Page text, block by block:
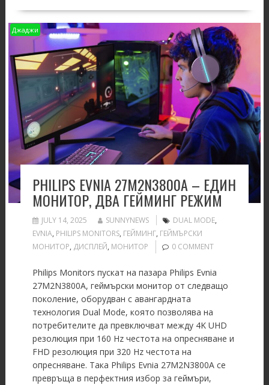
Джаджи
PHILIPS EVNIA 27M2N3800A – EДИН
МОНИТОР, ДВА ГЕЙМИНГ РЕЖИМ
JULY 14, 2025 SUNNYNEWS DUAL MODE,
EVNIA, PHILIPS MONITORS, ГЕЙМИНГ, ГЕЙМЪРСКИ
МОНИТОР, ДИСПЛЕЙ, МОНИТОР 0 COMMENT
Philips Monitors пускат на пазара Philips Evnia
27M2N3800A, геймърски монитор от следващо
поколение, оборудван с авангардната
технология Dual Mode, която позволява на
потребителите да превключват между 4K UHD
резолюция при 160 Hz честота на опресняване и
FHD резолюция при 320 Hz честота на
опресняване. Така Philips Evnia 27M2N3800A се
превръща в перфектния избор за геймъри,